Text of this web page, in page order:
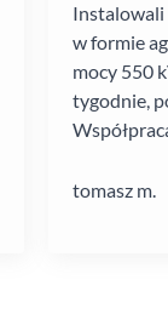
Instalowali
w formie
mocy 550
tygodnie,
tomasz m.